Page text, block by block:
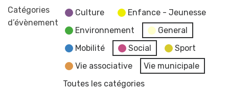
Catégories
d’évènement
Culture
Enfance - Jeunesse
Environnement
General
Mobilité
Social
Sport
Vie associative
Vie municipale
Toutes les catégories